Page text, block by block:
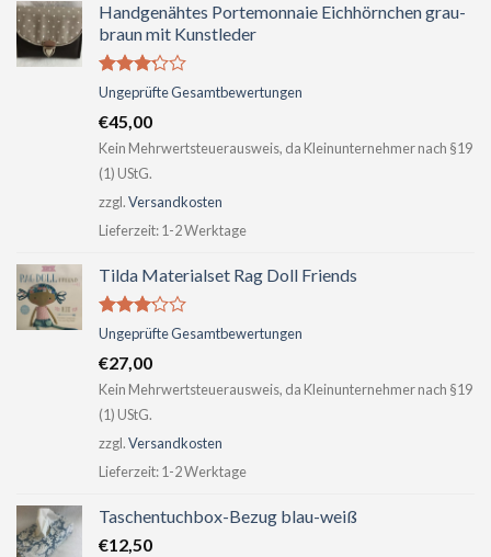
Handgenähtes Portemonnaie Eichhörnchen grau-
braun mit Kunstleder
Bewertet
2.99
von 5
Ungeprüfte Gesamtbewertungen
€45,00
Kein Mehrwertsteuerausweis, da Kleinunternehmer nach §19
(1) UStG.
zzgl.Versandkosten
Lieferzeit:1-2 Werktage
Tilda Materialset Rag Doll Friends
Bewertet
2.98
von 5
Ungeprüfte Gesamtbewertungen
€27,00
Kein Mehrwertsteuerausweis, da Kleinunternehmer nach §19
(1) UStG.
zzgl.Versandkosten
Lieferzeit:1-2 Werktage
Taschentuchbox-Bezug blau-weiß
€12,50